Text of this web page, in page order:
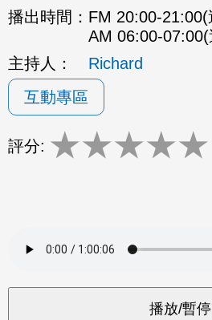
播出時間： FM 20:00-
AM 06:00-
主持人：
Richard
互動專區
評分: ★★★★★